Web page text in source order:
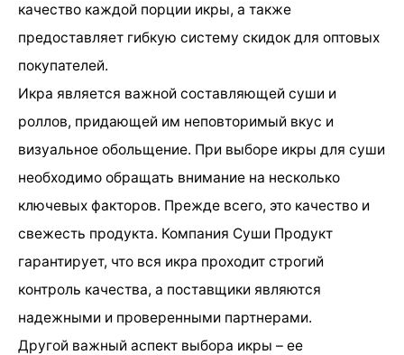
качество каждой порции икры, а также
предоставляет гибкую систему скидок для оптовых
покупателей.
Икра является важной составляющей суши и
роллов, придающей им неповторимый вкус и
визуальное обольщение. При выборе икры для суши
необходимо обращать внимание на несколько
ключевых факторов. Прежде всего, это качество и
свежесть продукта. Компания Суши Продукт
гарантирует, что вся икра проходит строгий
контроль качества, а поставщики являются
надежными и проверенными партнерами.
Другой важный аспект выбора икры – ее